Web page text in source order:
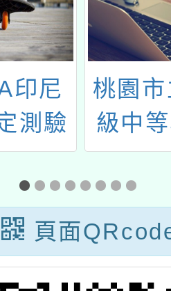
印尼
測驗
桃園
級中
學年
『教
位遊
群』
頁面